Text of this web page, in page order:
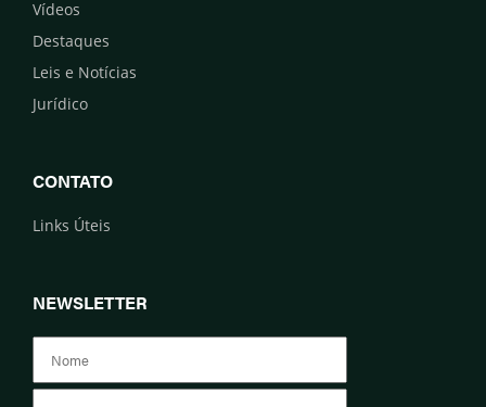
Vídeos
Destaques
Leis e Notícias
Jurídico
CONTATO
Links Úteis
NEWSLETTER